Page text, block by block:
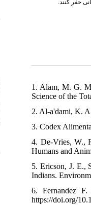
1. Alam, M. G.
Science of the
2. Al-a'dami, K.
3. Codex
4. De-Vries, W.,
Humans and
5. Ericson, J. E.,
Indians.
6. Fernandez
https://doi.org/